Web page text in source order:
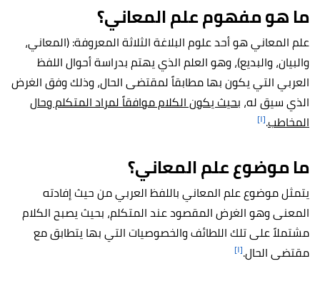
ما هو مفهوم علم المعاني؟
علم المعاني هو أحد علوم البلاغة الثلاثة المعروفة: (المعاني،
والبيان، والبديع)، وهو العلم الذي يهتم بدراسة أحوال اللفظ
العربي التي يكون بها مطابقاً لمقتضى الحال، وذلك وفق الغرض
الذي سيق له، بحيث يكون الكلام موافقاً لمراد المتكلم وحال
المخاطب.[١]
ما موضوع علم المعاني؟
يتمثل موضوع علم المعاني باللفظ العربي من حيث إفادته
المعنى وهو الغرض المقصود عند المتكلم، بحيث يصبح الكلام
مشتملاً على تلك اللطائف والخصوصيات التي بها يتطابق مع
مقتضى الحال.[١]